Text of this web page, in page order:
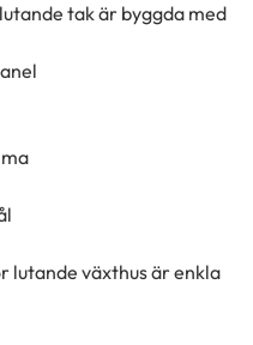
tak är byggda med
lutande växthus är enkla